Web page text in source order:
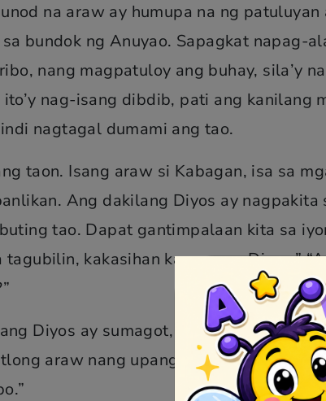
na araw ay humupa na ng
bundok ng Anuyao. Sapagkat napag-
nang magpatuloy ang buhay, sila’y
nag-isang dibdib, pati ang kanilang
nagtagal dumami ang tao.
taon. Isang araw si Kabagan, isa sa
Ang dakilang Diyos ay nagpakita
tao. Dapat gantimpalaan kita sa
tagubilin, kakasihan ka ng mga Diyos.”
Diyos ay sumagot, “Sabihin mo sa
araw nang upang ako’y ipagbunyi.